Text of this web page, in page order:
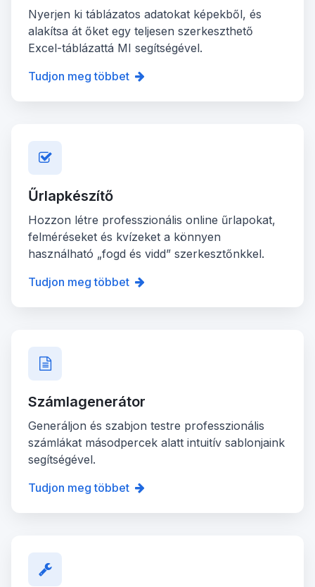
Nyerjen ki táblázatos adatokat képekből, és
alakítsa át őket egy teljesen szerkeszthető
Excel-táblázattá MI segítségével.
Tudjon meg többet
Űrlapkészítő
Hozzon létre professzionális online űrlapokat,
felméréseket és kvízeket a könnyen
használható „fogd és vidd” szerkesztőnkkel.
Tudjon meg többet
Számlagenerátor
Generáljon és szabjon testre professzionális
számlákat másodpercek alatt intuitív sablonjaink
segítségével.
Tudjon meg többet